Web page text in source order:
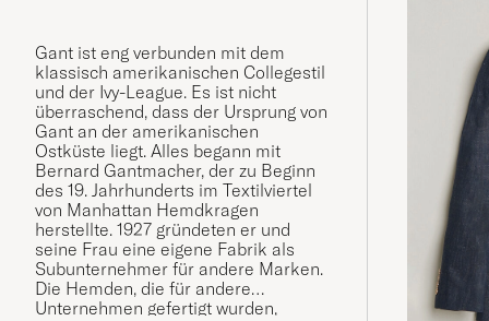
Gant ist eng verbunden mit dem
klassisch amerikanischen Collegestil
und der Ivy-League. Es ist nicht
überraschend, dass der Ursprung von
Gant an der amerikanischen
Ostküste liegt. Alles begann mit
Bernard Gantmacher, der zu Beginn
des 19. Jahrhunderts im Textilviertel
von Manhattan Hemdkragen
herstellte. 1927 gründeten er und
seine Frau eine eigene Fabrik als
Subunternehmer für andere Marken.
Die Hemden, die für andere
Unternehmen gefertigt wurden,